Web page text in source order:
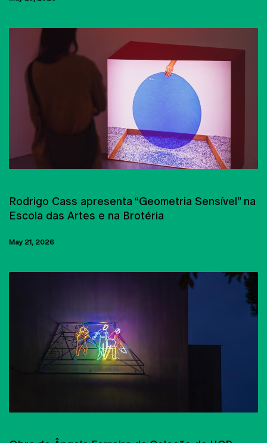
Rodrigo Cass apresenta “Geometria Sensível” na
Escola das Artes e na Brotéria
May 21, 2026